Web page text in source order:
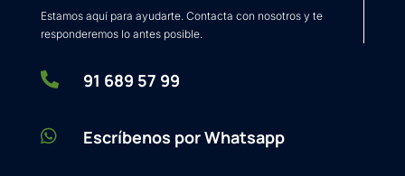
Estamos aquí para ayudarte. Contacta con nosotros y te
responderemos lo antes posible.
 91 689 57 99
 Escríbenos por Whatsapp